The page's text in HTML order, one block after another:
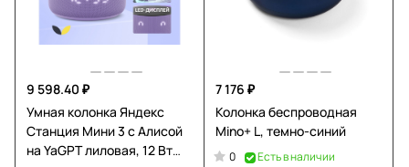
9 598.40 ₽
Умная колонка Яндекс
Станция Мини 3 с Алисой
на YaGPT лиловая, 12 Вт
7 176 ₽
Колонка беспроводная
Mino+ L, темно-синий
0
Есть в наличии